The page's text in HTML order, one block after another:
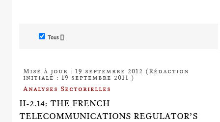
Tous []
Mise à jour : 19 septembre 2012 (Rédaction
initiale : 19 septembre 2011 )
Analyses Sectorielles
II-2.14: THE FRENCH
TELECOMMUNICATIONS REGULATOR’S